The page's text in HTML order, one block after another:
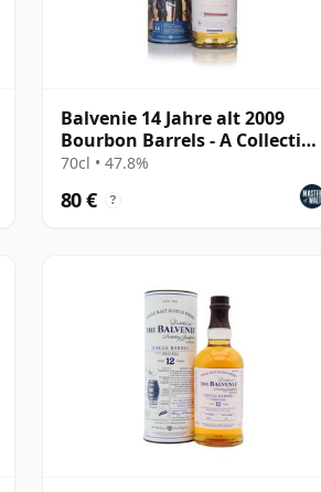
Balvenie 14 Jahre alt 2009
Bourbon Barrels - A Collection
of Curious Ca
70cl • 47.8%
80 € ?